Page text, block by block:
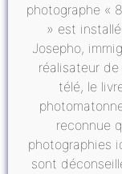
photographe «
» est
Josepho,
réalisateur
télé, le
reconnue
photographies
sont